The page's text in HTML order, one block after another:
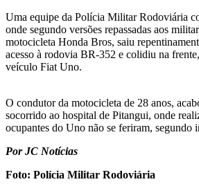
Uma equipe da Polícia Militar Rodoviária
onde segundo versões repassadas aos
motocicleta Honda Bros, saiu
acesso à rodovia BR-352 e colidiu na
veículo Fiat Uno.
O condutor da motocicleta de 28 anos,
socorrido ao hospital de Pitangui, onde
ocupantes do Uno não se feriram, segundo
Por JC Notícias
Foto: Polícia Militar Rodoviária